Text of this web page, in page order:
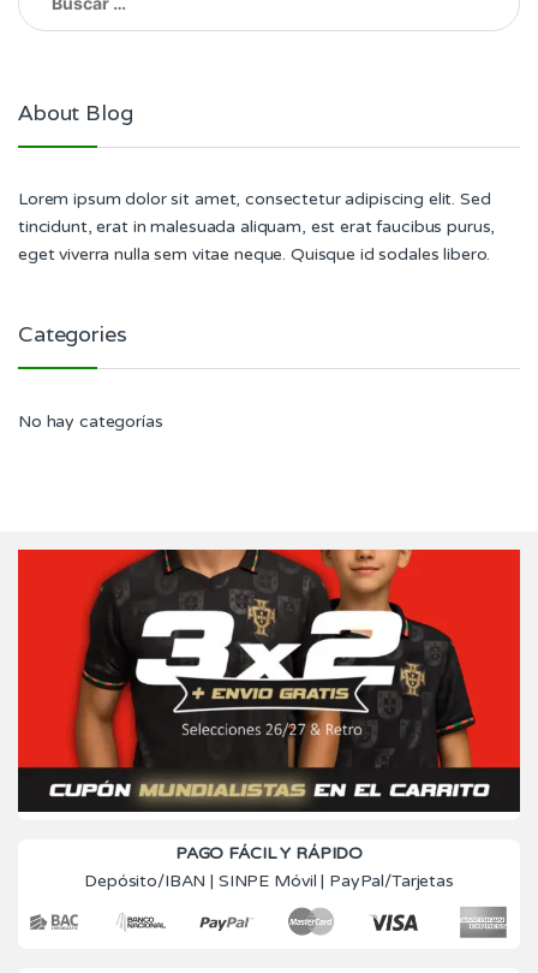
About Blog
Lorem ipsum dolor sit amet, consectetur adipiscing elit. Sed
tincidunt, erat in malesuada aliquam, est erat faucibus purus,
eget viverra nulla sem vitae neque. Quisque id sodales libero.
Categories
No hay categorías
PAGO FÁCIL Y RÁPIDO
Depósito/IBAN | SINPE Móvil | PayPal/Tarjetas